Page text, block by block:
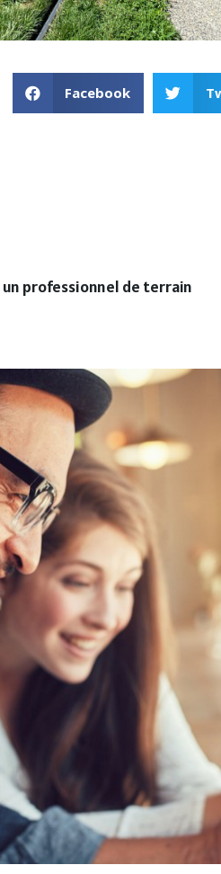
Facebook
un professionnel de terrain